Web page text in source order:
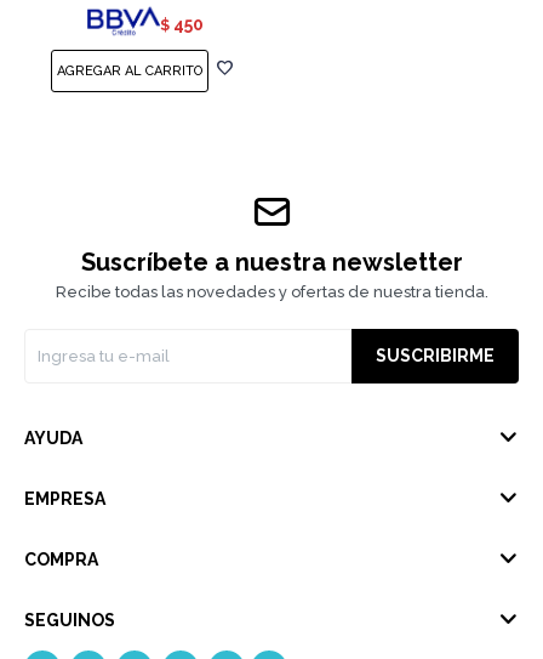
$ 450
Suscríbete a nuestra newsletter
Recibe todas las novedades y ofertas de nuestra tienda.
SUSCRIBIRME
AYUDA
EMPRESA
COMPRA
SEGUINOS